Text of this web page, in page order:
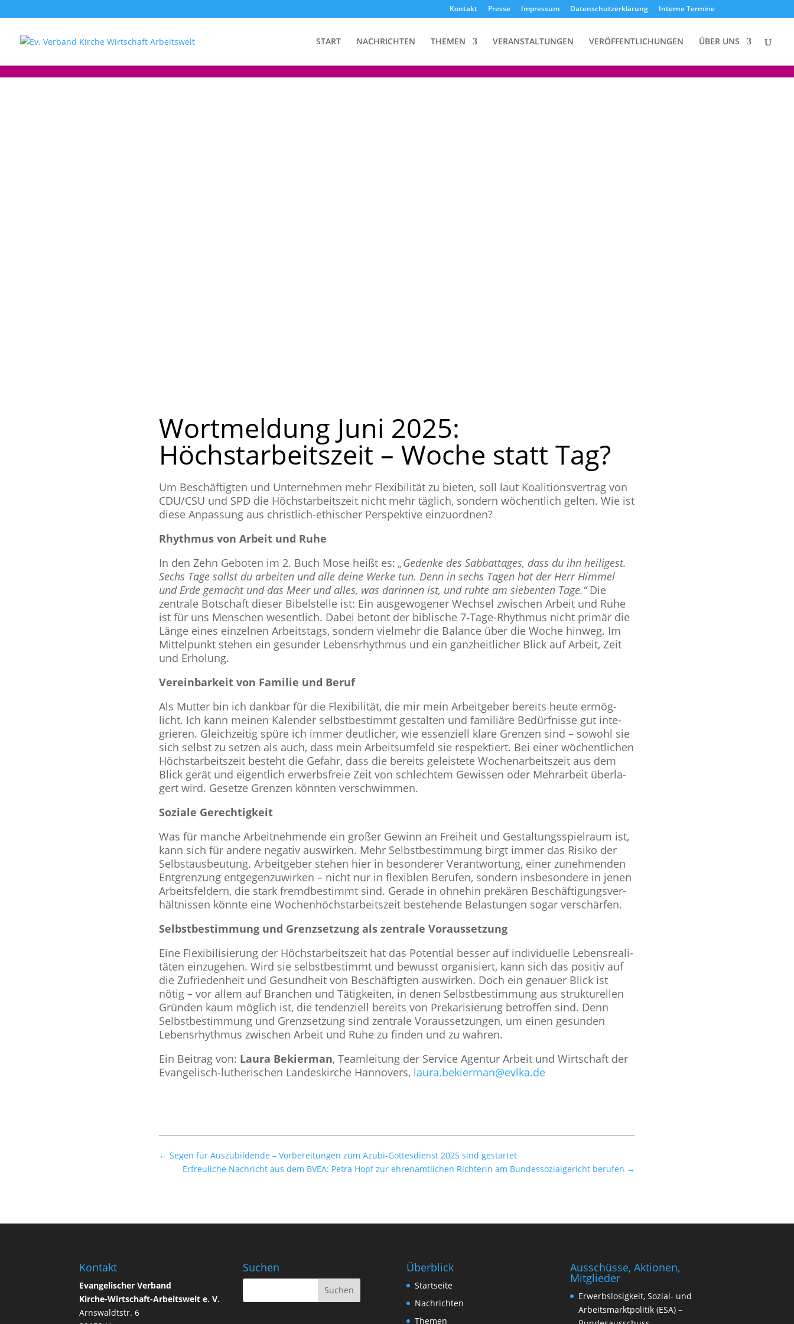
Kontakt Presse Impressum Datenschutzerklärung Interne Termine
START NACHRICHTEN THEMEN VERANSTALTUNGEN VERÖFFENTLICHUNGEN ÜBER UNS
Wortmeldung Juni 2025:
Höchstarbeitszeit – Woche statt Tag?
Um Beschäf­tig­ten und Unter­neh­men mehr Fle­xi­bi­li­tät zu bieten, soll laut Koali­ti­ons­ver­trag von
CDU/CSU und SPD die Höchst­ar­beits­zeit nicht mehr täglich, sondern wöchent­lich gelten. Wie ist
diese Anpas­sung aus christ­lich-ethi­scher Per­spek­tive ein­zu­ord­nen?
Rhythmus von Arbeit und Ruhe
In den Zehn Geboten im 2. Buch Mose heißt es: „Gedenke des Sab­bat­ta­ges, dass du ihn hei­li­gest.
Sechs Tage sollst du arbeiten und alle deine Werke tun. Denn in sechs Tagen hat der Herr Himmel
und Erde gemacht und das Meer und alles, was darinnen ist, und ruhte am sie­ben­ten Tage.“Die
zentrale Bot­schaft dieser Bibel­stelle ist: Ein aus­ge­wo­ge­ner Wechsel zwischen Arbeit und Ruhe
ist für uns Menschen wesent­lich. Dabei betont der bibli­sche 7‑Tage-Rhythmus nicht primär die
Länge eines ein­zel­nen Arbeits­tags, sondern vielmehr die Balance über die Woche hinweg. Im
Mit­tel­punkt stehen ein gesunder Lebens­rhyth­mus und ein ganz­heit­li­cher Blick auf Arbeit, Zeit
und Erholung.
Ver­ein­bar­keit von Familie und Beruf
Als Mutter bin ich dankbar für die Fle­xi­bi­li­tät, die mir mein Arbeit­ge­ber bereits heute ermög­
licht. Ich kann meinen Kalender selbst­be­stimmt gestal­ten und fami­liäre Bedürf­nisse gut inte­
grie­ren. Gleich­zei­tig spüre ich immer deut­li­cher, wie essen­zi­ell klare Grenzen sind – sowohl sie
sich selbst zu setzen als auch, dass mein Arbeits­um­feld sie respek­tiert. Bei einer wöchent­li­chen
Höchst­ar­beits­zeit besteht die Gefahr, dass die bereits geleis­tete Wochen­ar­beits­zeit aus dem
Blick gerät und eigent­lich erwerbs­freie Zeit von schlech­tem Gewissen oder Mehr­ar­beit über­la­
gert wird. Gesetze Grenzen könnten ver­schwim­men.
Soziale Gerech­tig­keit
Was für manche Arbeit­neh­mende ein großer Gewinn an Freiheit und Gestal­tungs­spiel­raum ist,
kann sich für andere negativ aus­wir­ken. Mehr Selbst­be­stim­mung birgt immer das Risiko der
Selbst­aus­beu­tung. Arbeit­ge­ber stehen hier in beson­de­rer Ver­ant­wor­tung, einer zuneh­men­den
Ent­gren­zung ent­ge­gen­zu­wir­ken – nicht nur in fle­xi­blen Berufen, sondern ins­be­son­dere in jenen
Arbeits­fel­dern, die stark fremd­be­stimmt sind. Gerade in ohnehin prekären Beschäf­ti­gungs­ver­
hält­nis­sen könnte eine Wochen­höchst­ar­beits­zeit bestehende Belas­tun­gen sogar ver­schär­fen.
Selbst­be­stim­mung und Grenz­set­zung als zentrale Vor­aus­set­zung
Eine Fle­xi­bi­li­sie­rung der Höchst­ar­beits­zeit hat das Poten­tial besser auf indi­vi­du­elle Lebens­rea­li­
tä­ten ein­zu­ge­hen. Wird sie selbst­be­stimmt und bewusst orga­ni­siert, kann sich das positiv auf
die Zufrie­den­heit und Gesund­heit von Beschäf­tig­ten aus­wir­ken. Doch ein genauer Blick ist
nötig – vor allem auf Branchen und Tätig­kei­ten, in denen Selbst­be­stim­mung aus struk­tu­rel­len
Gründen kaum möglich ist, die ten­den­zi­ell bereits von Pre­ka­ri­sie­rung betrof­fen sind. Denn
Selbst­be­stim­mung und Grenz­set­zung sind zentrale Vor­aus­set­zun­gen, um einen gesunden
Lebens­rhyth­mus zwischen Arbeit und Ruhe zu finden und zu wahren.
Ein Beitrag von: Laura Bekier­man, Team­lei­tung der Service Agentur Arbeit und Wirt­schaft der
Evan­ge­lisch-luthe­ri­schen Lan­des­kir­che Han­no­vers, laura.bekierman@evlka.de
← Segen für Auszubildende – Vorbereitungen zum Azubi-Gottesdienst 2025 sind gestartet
Erfreuliche Nachricht aus dem BVEA: Petra Hopf zur ehrenamtlichen Richterin am Bundessozialgericht berufen →
Kontakt
Evan­ge­li­scher Verband
Kirche-Wirt­schaft-Arbeits­welt e. V.
Arns­waldt­str. 6
Suchen Überblick
Startseite
Nachrichten
Themen
Ausschüsse, Aktionen,
Mitglieder
Erwerbslosigkeit, Sozial- und
Arbeitsmarktpolitik (ESA) –